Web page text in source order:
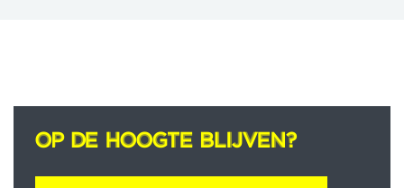
OP DE HOOGTE BLIJVEN?
OP DE HOOGTE BLIJVEN?